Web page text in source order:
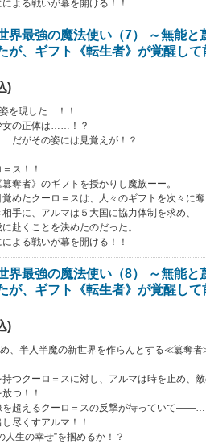
よる戦いが幕を開ける！！
界最強の魔法使い（7） ～無能と
が、ギフト《転生者》が覚醒し
)
姿を現した…！！
女の正体は……！？
だがその姿には見覚えが！？
＝ス！！
奪者》のギフトを授かりし魔族ーー。
めたクーロ＝スは、人々のギフトを次々に奪
手に、アルマは５大国に協力体制を求め、
赴くことを決めたのだった。
よる戦いが幕を開ける！！
界最強の魔法使い（8） ～無能と
が、ギフト《転生者》が覚醒し
)
、半人半魔の新世界を作らんとする≪簒奪
つクーロ＝スに対し、アルマは時を止め、
つ！！
を超えるクーロ＝スの反撃が待っていて――…
尽くすアルマ！！
人生の幸せ”を掴めるか！？